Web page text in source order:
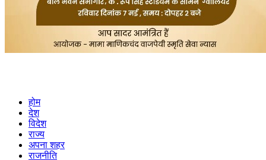
होम
देश
विदेश
राज्य
अपना शहर
राजनीति